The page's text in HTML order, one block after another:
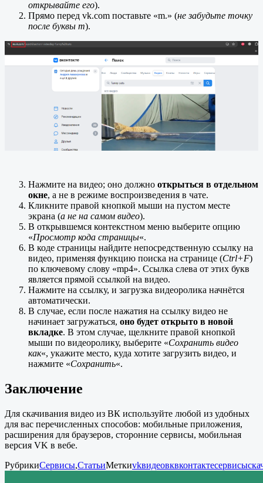
открывайте его).
Прямо перед vk.com поставьте «m.» (не забудьте точку
после буквы m).
Нажмите на видео; оно должно открыться в отдельном
окне, а не в режиме воспроизведения в чате.
Кликните правой кнопкой мыши на пустом месте
экрана (а не на самом видео).
В открывшемся контекстном меню выберите опцию
«Просмотр кода страницы«.
В коде страницы найдите непосредственную ссылку на
видео, применяя функцию поиска на странице (Ctrl+F)
по ключевому слову «mp4». Ссылка слева от этих букв
является прямой ссылкой на видео.
Нажмите на ссылку, и загрузка видеоролика начнётся
автоматически.
В случае, если после нажатия на ссылку видео не
начинает загружаться, оно будет открыто в новой
вкладке. В этом случае, щелкните правой кнопкой
мыши по видеоролику, выберите «Сохранить видео
как«, укажите место, куда хотите загрузить видео, и
нажмите «Сохранить«.
Заключение
Для скачивания видео из ВК используйте любой из удобных
для вас перечисленных способов: мобильные приложения,
расширения для браузеров, сторонние сервисы, мобильная
версия VK в вебе.
РубрикиСервисы,СтатьиМеткиvkвидеовквконтактесервисы